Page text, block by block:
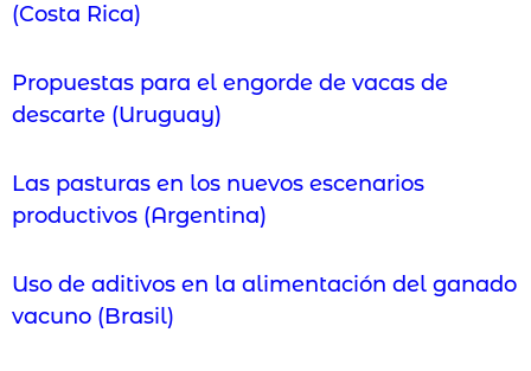
(Costa Rica)
Propuestas para el engorde de vacas de
descarte (Uruguay)
Las pasturas en los nuevos escenarios
productivos (Argentina)
Uso de aditivos en la alimentación del ganado
vacuno (Brasil)